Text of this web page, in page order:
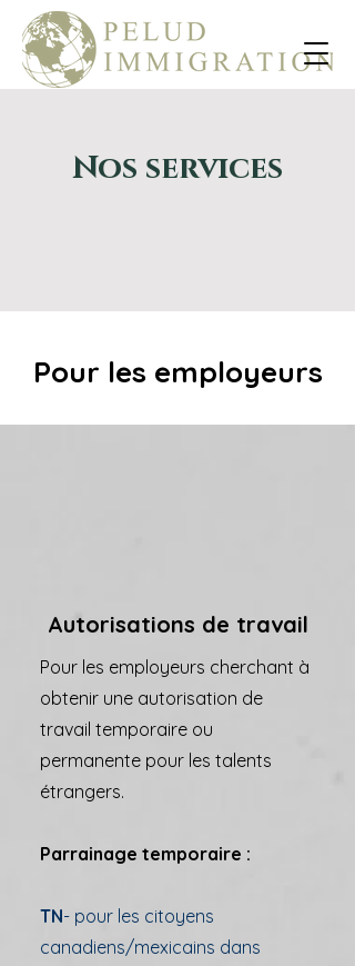
Nos services
Pour les employeurs
Autorisations de travail
Pour les employeurs cherchant à
obtenir une autorisation de
travail temporaire ou
permanente pour les talents
étrangers.
Parrainage temporaire :
TN- pour les citoyens
canadiens/mexicains dans